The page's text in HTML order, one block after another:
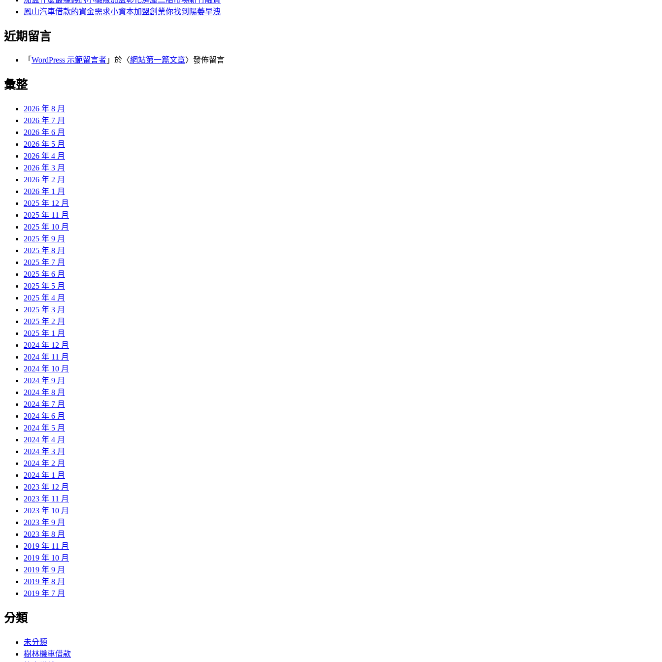
鳳山汽車借款的資金需求小資本加盟創業你找到陽萎早洩
近期留言
「 WordPress 示範留言者 」於〈網站第一篇文章〉發佈留言
彙整
2026 年 8 月
2026 年 7 月
2026 年 6 月
2026 年 5 月
2026 年 4 月
2026 年 3 月
2026 年 2 月
2026 年 1 月
2025 年 12 月
2025 年 11 月
2025 年 10 月
2025 年 9 月
2025 年 8 月
2025 年 7 月
2025 年 6 月
2025 年 5 月
2025 年 4 月
2025 年 3 月
2025 年 2 月
2025 年 1 月
2024 年 12 月
2024 年 11 月
2024 年 10 月
2024 年 9 月
2024 年 8 月
2024 年 7 月
2024 年 6 月
2024 年 5 月
2024 年 4 月
2024 年 3 月
2024 年 2 月
2024 年 1 月
2023 年 12 月
2023 年 11 月
2023 年 10 月
2023 年 9 月
2023 年 8 月
2019 年 11 月
2019 年 10 月
2019 年 9 月
2019 年 8 月
2019 年 7 月
分類
未分類
樹林機車借款